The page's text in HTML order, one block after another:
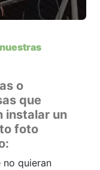
o
que
instalar un
foto
no quieran